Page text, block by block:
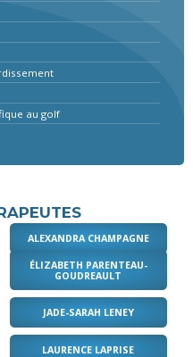
au golf
ALEXANDRA CHAMPAGNE
ÉLIZABETH PARENTEAU-
GOUDREAULT
JADE-SARAH LENEY
LAURENCE LAPRISE